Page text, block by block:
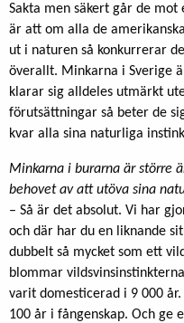
Sakta men säkert går de
är att om alla de
ut i naturen så konkurrerar
överallt. Minkarna i Sverige
klarar sig alldeles utmärkt
förutsättningar så beter de
kvar alla sina naturliga
Minkarna i burarna är större
behovet av att utöva sina
– Så är det absolut. Vi har
och där har du en liknande
dubbelt så mycket som ett
blommar
varit domesticerad i 9 000
100 år i fångenskap. Och ge